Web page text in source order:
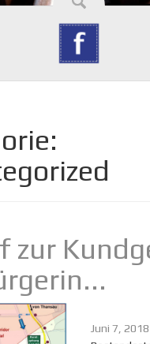
zur
Juni 7, 2018